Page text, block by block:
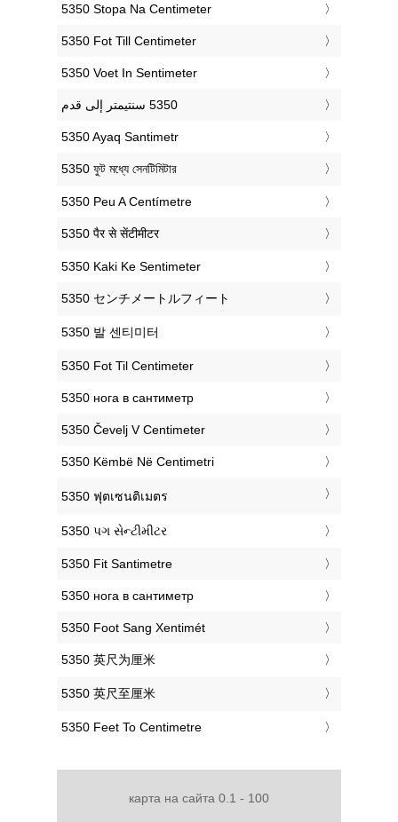
‎5350 Stopa Na Centimeter
‎5350 Fot Till Centimeter
‎5350 Voet In Sentimeter
‎5350 Ayaq Santimetr
‎5350 ফুট মধ্যে সেনটিমিটার
‎5350 Peu A Centímetre
‎5350 पैर से सेंटीमीटर
‎5350 Kaki Ke Sentimeter
‎5350 センチメートルフィート
‎5350 발 센티미터
‎5350 Fot Til Centimeter
‎5350 нога в сантиметр
‎5350 Čevelj V Centimeter
‎5350 Këmbë Në Centimetri
‎5350 ฟุตเซนติเมตร
‎5350 પગ સેન્ટીમીટર
‎5350 Fit Santimetre
‎5350 нога в сантиметр
‎5350 Foot Sang Xentimét
‎5350 英尺为厘米
‎5350 英尺至厘米
‎5350 Feet To Centimetre
карта на сайта 0.1 - 100